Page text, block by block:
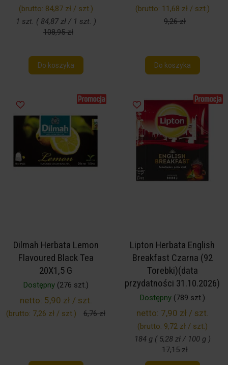
(brutto: 84,87 zł / szt.)
1 szt. ( 84,87 zł / 1 szt. )
108,95 zł
Do koszyka
(brutto: 11,68 zł / szt.)
9,26 zł
Do koszyka
Dilmah Herbata Lemon
Flavoured Black Tea
20X1,5 G
Dostępny(276 szt.)
netto: 5,90 zł / szt.
(brutto: 7,26 zł / szt.) 6,76 zł
Lipton Herbata English
Breakfast Czarna (92
Torebki)(data
przydatności 31.10.2026)
Dostępny(789 szt.)
netto: 7,90 zł / szt.
(brutto: 9,72 zł / szt.)
184 g ( 5,28 zł / 100 g )
17,15 zł